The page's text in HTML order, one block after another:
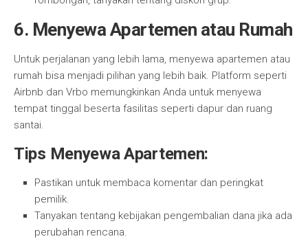
6. Menyewa Apartemen atau Rumah
Untuk perjalanan yang lebih lama, menyewa apartemen atau
rumah bisa menjadi pilihan yang lebih baik. Platform seperti
Airbnb dan Vrbo memungkinkan Anda untuk menyewa
tempat tinggal beserta fasilitas seperti dapur dan ruang
santai.
Tips Menyewa Apartemen:
Pastikan untuk membaca komentar dan peringkat
pemilik.
Tanyakan tentang kebijakan pengembalian dana jika ada
perubahan rencana.